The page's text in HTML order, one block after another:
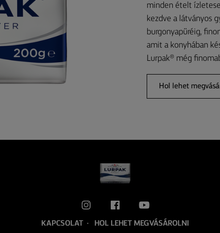
minden ételt
kezdve a látványos
burgonyapüréig,
amit a konyhában
Lurpak® még
Hol lehet
KAPCSOLAT HOL LEHET MEGVÁSÁROLNI